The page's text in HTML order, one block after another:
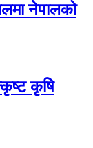
नेपालको
कृषि